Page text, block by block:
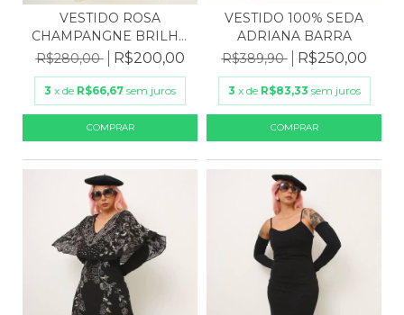
VESTIDO ROSA
CHAMPANGNE BRILHO
PLUMAS
R$280,00 R$200,00
3 x de R$66,67 sem juros
VESTIDO 100% SEDA
ADRIANA BARRA
R$389,90
R$250,00
3 x de R$83,33 sem juros